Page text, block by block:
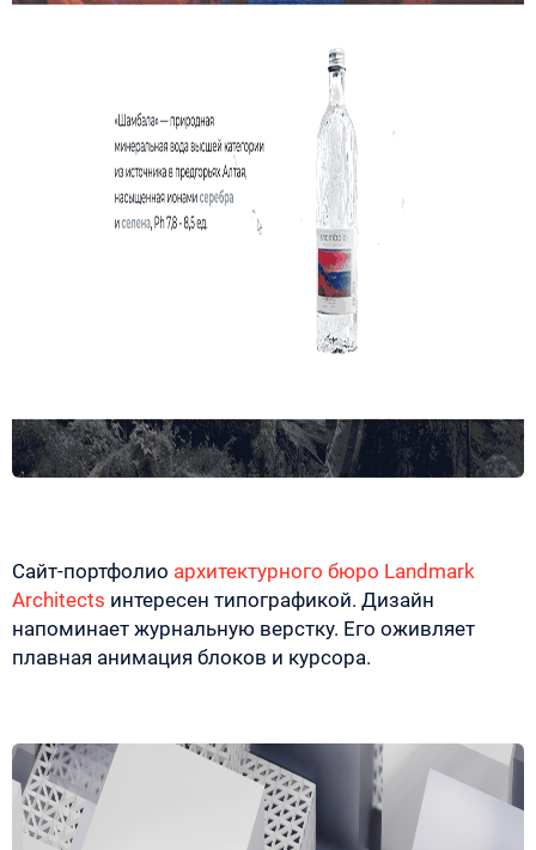
Сайт-портфолио архитектурного бюро Landmark
Architects интересен типографикой. Дизайн
напоминает журнальную верстку. Его оживляет
плавная анимация блоков и курсора.